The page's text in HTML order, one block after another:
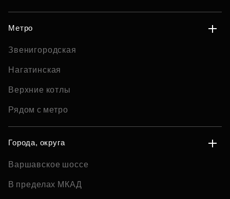
Метро
Звенигородская
Нагатинская
Верхние котлы
Рядом с метро
Города, округа
Варшавское шоссе
В пределах МКАД